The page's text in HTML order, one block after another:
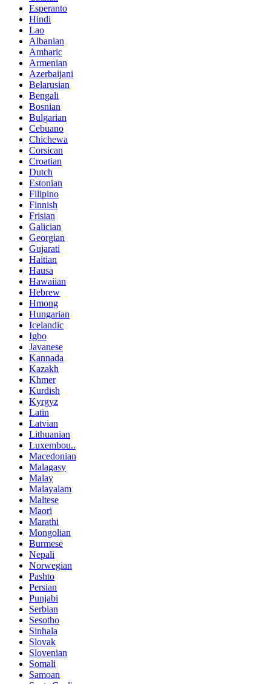
Esperanto
Hindi
Lao
Albanian
Amharic
Armenian
Azerbaijani
Belarusian
Bengali
Bosnian
Bulgarian
Cebuano
Chichewa
Corsican
Croatian
Dutch
Estonian
Filipino
Finnish
Frisian
Galician
Georgian
Gujarati
Haitian
Hausa
Hawaiian
Hebrew
Hmong
Hungarian
Icelandic
Igbo
Javanese
Kannada
Kazakh
Khmer
Kurdish
Kyrgyz
Latin
Latvian
Lithuanian
Luxembou..
Macedonian
Malagasy
Malay
Malayalam
Maltese
Maori
Marathi
Mongolian
Burmese
Nepali
Norwegian
Pashto
Persian
Punjabi
Serbian
Sesotho
Sinhala
Slovak
Slovenian
Somali
Samoan